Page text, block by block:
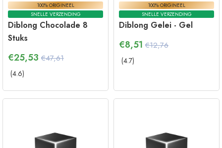
100% ORIGINEEL
SNELLE VERZENDING
Diblong Chocolade 8
Stuks
€25,53 €47,61
100% ORIGINEEL
SNELLE VERZENDING
Diblong Gelei - Gel
€8,51 €12,76